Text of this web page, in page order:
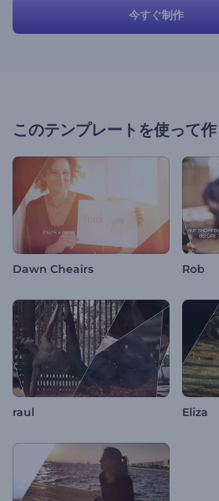
今すぐ制作
このテンプレートを使って
Dawn Cheairs Rob
raul Eliza